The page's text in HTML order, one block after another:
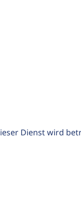
Dienst wird